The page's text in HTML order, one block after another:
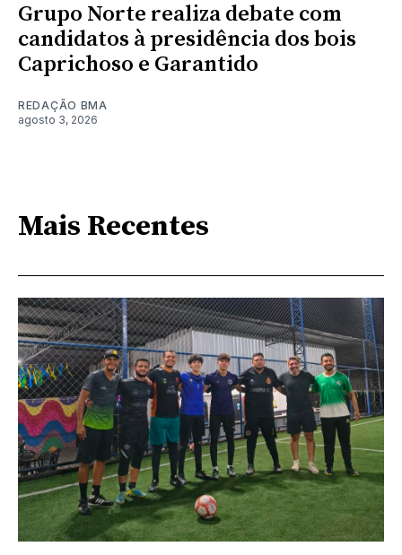
Grupo Norte realiza debate com
candidatos à presidência dos bois
Caprichoso e Garantido
REDAÇÃO BMA
agosto 3, 2026
Mais Recentes